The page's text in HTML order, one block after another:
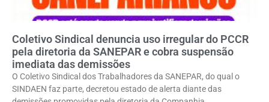
Coletivo Sindical denuncia uso irregular do PCCR
pela diretoria da SANEPAR e cobra suspensão
imediata das demissões
O Coletivo Sindical dos Trabalhadores da SANEPAR, do qual o
SINDAEN faz parte, decretou estado de alerta diante das